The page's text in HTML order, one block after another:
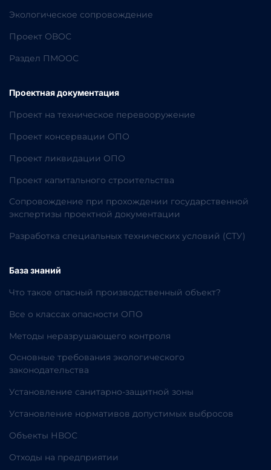
Экологическое сопровождение
Проект ОВОС
Раздел ПМООС
Проектная документация
Проект на техническое перевооружение
Проект консервации ОПО
Проект ликвидации ОПО
Проект капитального строительства
Сопровождение при прохождении государственной
экспертизы проектной документации
Разработка специальных технических условий (СТУ)
База знаний
Что такое опасный производственный объект?
Все о классах опасности ОПО
Методы неразрушающего контроля
Основные требования экологического
законодательства
Установление санитарно-защитной зоны
Установление нормативов допустимых выбросов
Объекты НВОС
Отходы на предприятии